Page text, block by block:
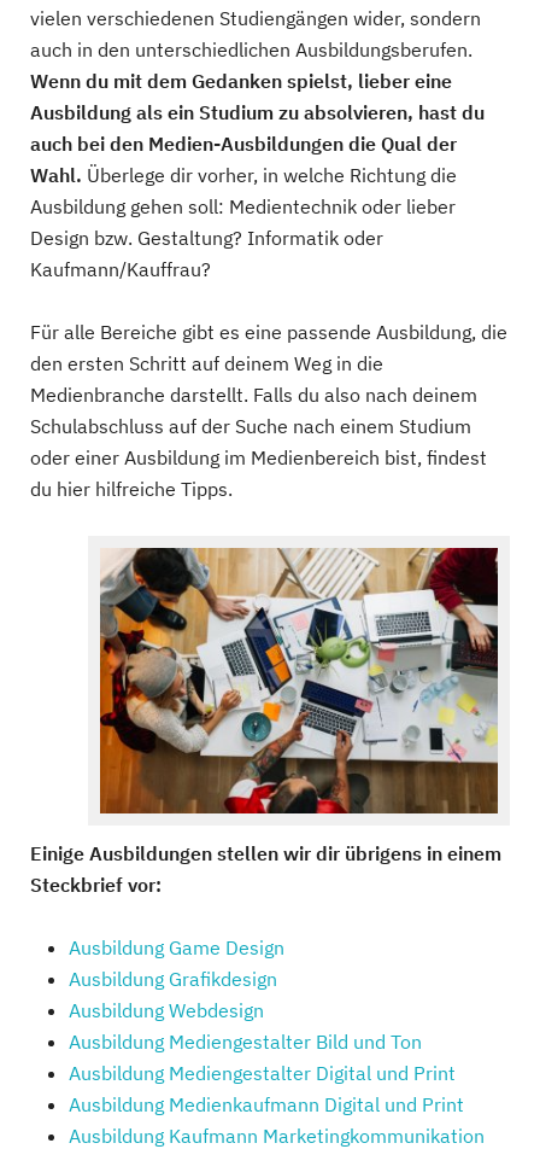
vielen verschiedenen Studiengängen wider, sondern
auch in den unterschiedlichen Ausbildungsberufen.
Wenn du mit dem Gedanken spielst, lieber eine
Ausbildung als ein Studium zu absolvieren, hast du
auch bei den Medien-Ausbildungen die Qual der
Wahl. Überlege dir vorher, in welche Richtung die
Ausbildung gehen soll: Medientechnik oder lieber
Design bzw. Gestaltung? Informatik oder
Kaufmann/Kauffrau?
Für alle Bereiche gibt es eine passende Ausbildung, die
den ersten Schritt auf deinem Weg in die
Medienbranche darstellt. Falls du also nach deinem
Schulabschluss auf der Suche nach einem Studium
oder einer Ausbildung im Medienbereich bist, findest
du hier hilfreiche Tipps.
Einige Ausbildungen stellen wir dir übrigens in einem
Steckbrief vor:
Ausbildung Game Design
Ausbildung Grafikdesign
Ausbildung Webdesign
Ausbildung Mediengestalter Bild und Ton
Ausbildung Mediengestalter Digital und Print
Ausbildung Medienkaufmann Digital und Print
Ausbildung Kaufmann Marketingkommunikation